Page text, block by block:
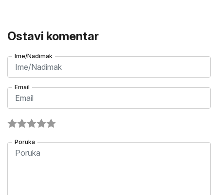
Ostavi komentar
Ime/Nadimak
Email
Poruka